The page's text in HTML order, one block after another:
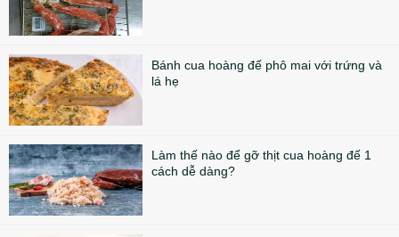
Bánh cua hoàng đế phô mai với trứng và
lá hẹ
Làm thế nào để gỡ thịt cua hoàng đế 1
cách dễ dàng?